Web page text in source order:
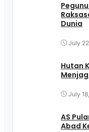
Dunia
July
Hutan
July
AS
Abad